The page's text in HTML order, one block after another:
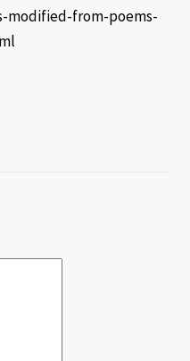
modified-from-poems-